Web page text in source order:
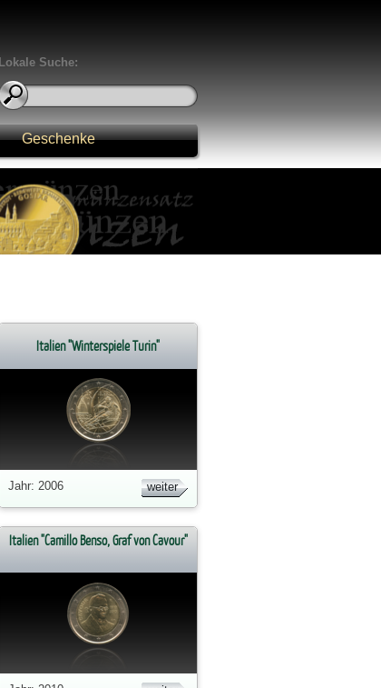
Lokale Suche:
Geschenke
Italien "Winterspiele Turin"
Jahr: 2006 weiter
Italien "Camillo Benso, Graf von Cavour"